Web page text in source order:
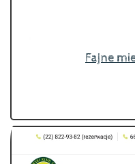
Fajne